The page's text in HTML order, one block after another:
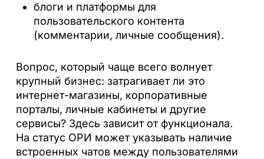
блоги и платформы для
пользовательского контента
(комментарии, личные сообщения).
Вопрос, который чаще всего волнует
крупный бизнес: затрагивает ли это
интернет-магазины, корпоративные
порталы, личные кабинеты и другие
сервисы? Здесь зависит от функционала.
На статус ОРИ может указывать наличие
встроенных чатов между пользователями